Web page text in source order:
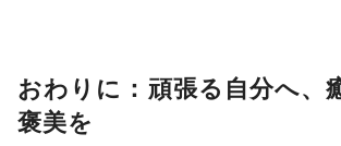
おわりに：頑張る自分へ、
褒美を